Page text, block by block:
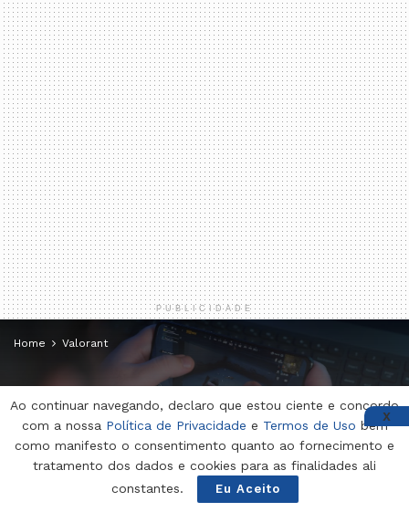
PUBLICIDADE
Home Valorant
Valorant – Timing e Estratégia
no Mundo dos Jogos
22 de setembro de 2023
Ao continuar navegando, declaro que estou ciente e concordo
com a nossa Política de Privacidade e Termos de Uso bem
como manifesto o consentimento quanto ao fornecimento e
tratamento dos dados e cookies para as finalidades ali
constantes.
Eu Aceito
X